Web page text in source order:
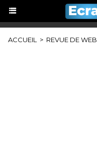
ACCUEIL > REVUE DE WEB